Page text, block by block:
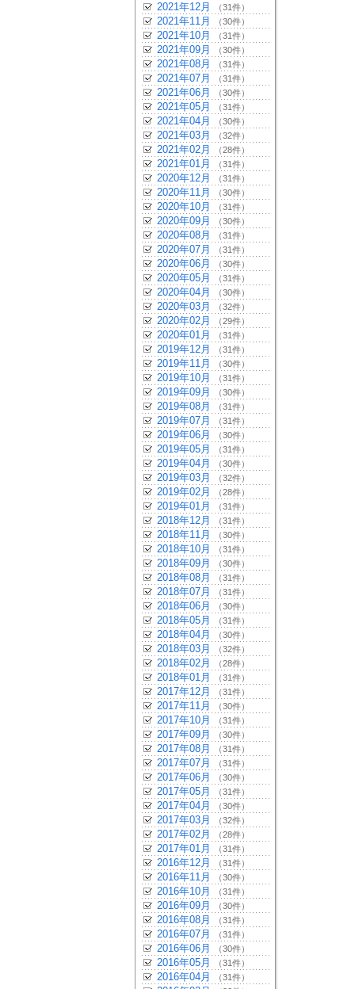
2021年12月 （31件）
2021年11月 （30件）
2021年10月 （31件）
2021年09月 （30件）
2021年08月 （31件）
2021年07月 （31件）
2021年06月 （30件）
2021年05月 （31件）
2021年04月 （30件）
2021年03月 （32件）
2021年02月 （28件）
2021年01月 （31件）
2020年12月 （31件）
2020年11月 （30件）
2020年10月 （31件）
2020年09月 （30件）
2020年08月 （31件）
2020年07月 （31件）
2020年06月 （30件）
2020年05月 （31件）
2020年04月 （30件）
2020年03月 （32件）
2020年02月 （29件）
2020年01月 （31件）
2019年12月 （31件）
2019年11月 （30件）
2019年10月 （31件）
2019年09月 （30件）
2019年08月 （31件）
2019年07月 （31件）
2019年06月 （30件）
2019年05月 （31件）
2019年04月 （30件）
2019年03月 （32件）
2019年02月 （28件）
2019年01月 （31件）
2018年12月 （31件）
2018年11月 （30件）
2018年10月 （31件）
2018年09月 （30件）
2018年08月 （31件）
2018年07月 （31件）
2018年06月 （30件）
2018年05月 （31件）
2018年04月 （30件）
2018年03月 （32件）
2018年02月 （28件）
2018年01月 （31件）
2017年12月 （31件）
2017年11月 （30件）
2017年10月 （31件）
2017年09月 （30件）
2017年08月 （31件）
2017年07月 （31件）
2017年06月 （30件）
2017年05月 （31件）
2017年04月 （30件）
2017年03月 （32件）
2017年02月 （28件）
2017年01月 （31件）
2016年12月 （31件）
2016年11月 （30件）
2016年10月 （31件）
2016年09月 （30件）
2016年08月 （31件）
2016年07月 （31件）
2016年06月 （30件）
2016年05月 （31件）
2016年04月 （31件）